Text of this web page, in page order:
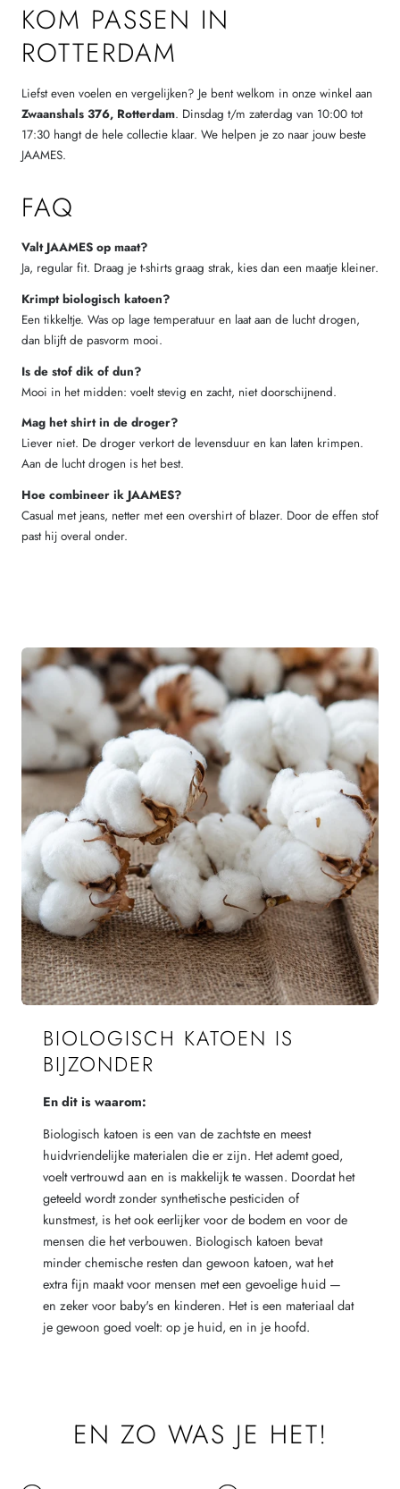
KOM PASSEN IN
ROTTERDAM
Liefst even voelen en vergelijken? Je bent welkom in onze winkel aan
Zwaanshals 376, Rotterdam. Dinsdag t/m zaterdag van 10:00 tot
17:30 hangt de hele collectie klaar. We helpen je zo naar jouw beste
JAAMES.
FAQ
Valt JAAMES op maat?
Ja, regular fit. Draag je t-shirts graag strak, kies dan een maatje kleiner.
Krimpt biologisch katoen?
Een tikkeltje. Was op lage temperatuur en laat aan de lucht drogen,
dan blijft de pasvorm mooi.
Is de stof dik of dun?
Mooi in het midden: voelt stevig en zacht, niet doorschijnend.
Mag het shirt in de droger?
Liever niet. De droger verkort de levensduur en kan laten krimpen.
Aan de lucht drogen is het best.
Hoe combineer ik JAAMES?
Casual met jeans, netter met een overshirt of blazer. Door de effen stof
past hij overal onder.
BIOLOGISCH KATOEN IS
BIJZONDER
En dit is waarom:
Biologisch katoen is een van de zachtste en meest
huidvriendelijke materialen die er zijn. Het ademt goed,
voelt vertrouwd aan en is makkelijk te wassen. Doordat het
geteeld wordt zonder synthetische pesticiden of
kunstmest, is het ook eerlijker voor de bodem en voor de
mensen die het verbouwen. Biologisch katoen bevat
minder chemische resten dan gewoon katoen, wat het
extra fijn maakt voor mensen met een gevoelige huid —
en zeker voor baby's en kinderen. Het is een materiaal dat
je gewoon goed voelt: op je huid, en in je hoofd.
EN ZO WAS JE HET!